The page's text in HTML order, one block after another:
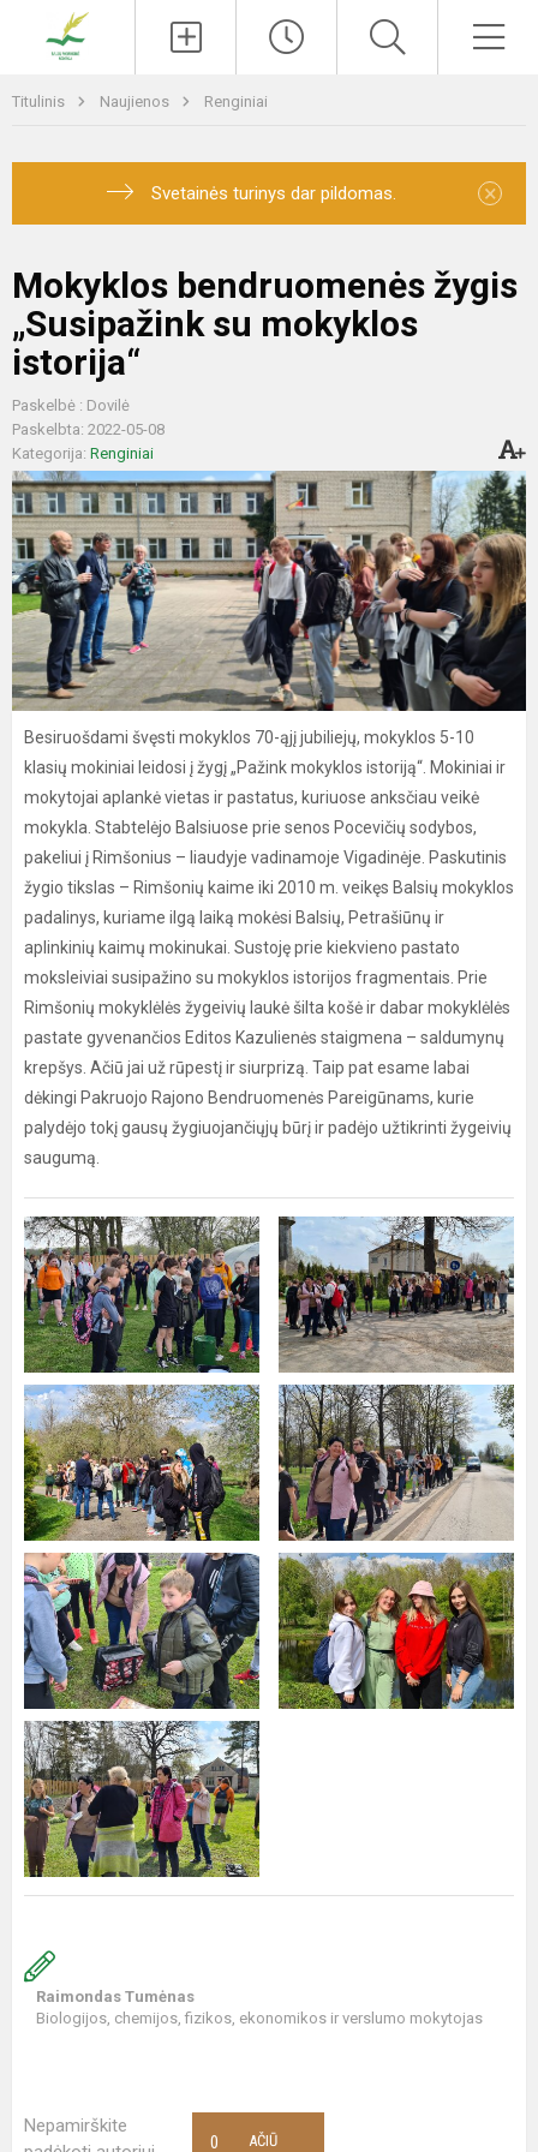
Titulinis Naujienos Renginiai
Svetainės turinys dar pildomas. ×
Mokyklos bendruomenės žygis
„Susipažink su mokyklos
istorija“
Paskelbė : Dovilė
Paskelbta: 2022-05-08
Kategorija: Renginiai
Besiruošdami švęsti mokyklos 70-ąjį jubiliejų, mokyklos 5-10
klasių mokiniai leidosi į žygį „Pažink mokyklos istoriją“. Mokiniai ir
mokytojai aplankė vietas ir pastatus, kuriuose anksčiau veikė
mokykla. Stabtelėjo Balsiuose prie senos Pocevičių sodybos,
pakeliui į Rimšonius – liaudyje vadinamoje Vigadinėje. Paskutinis
žygio tikslas – Rimšonių kaime iki 2010 m. veikęs Balsių mokyklos
padalinys, kuriame ilgą laiką mokėsi Balsių, Petrašiūnų ir
aplinkinių kaimų mokinukai. Sustoję prie kiekvieno pastato
moksleiviai susipažino su mokyklos istorijos fragmentais. Prie
Rimšonių mokyklėlės žygeivių laukė šilta košė ir dabar mokyklėlės
pastate gyvenančios Editos Kazulienės staigmena – saldumynų
krepšys. Ačiū jai už rūpestį ir siurprizą. Taip pat esame labai
dėkingi Pakruojo Rajono Bendruomenės Pareigūnams, kurie
palydėjo tokį gausų žygiuojančiųjų būrį ir padėjo užtikrinti žygeivių
saugumą.
Raimondas Tumėnas
Biologijos, chemijos, fizikos, ekonomikos ir verslumo mokytojas
Nepamirškite
AČIŪ
0